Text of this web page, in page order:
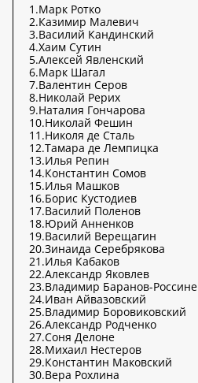
1.Марк Ротко
2.Казимир Малевич
3.Василий Кандинский
4.Хаим Сутин
5.Алексей Явленский
6.Марк Шагал
7.Валентин Серов
8.Николай Рерих
9.Наталия Гончарова
10.Николай Фешин
11.Николя де Сталь
12.Тамара де Лемпицка
13.Илья Репин
14.Константин Сомов
15.Илья Машков
16.Борис Кустодиев
17.Василий Поленов
18.Юрий Анненков
19.Василий Верещагин
20.Зинаида Серебрякова
21.Илья Кабаков
22.Александр Яковлев
23.Владимир Баранов-Россине
24.Иван Айвазовский
25.Владимир Боровиковский
26.Александр Родченко
27.Соня Делоне
28.Михаил Нестеров
29.Константин Маковский
30.Вера Рохлина